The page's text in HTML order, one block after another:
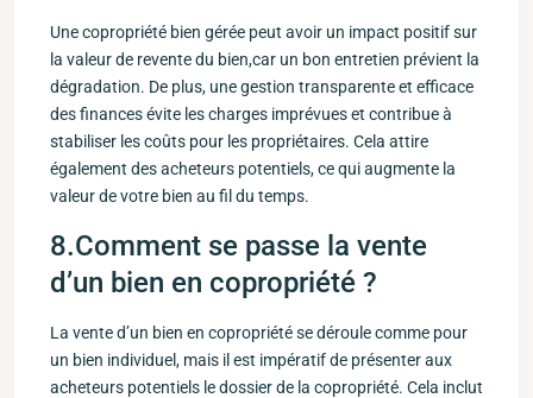
Une copropriété⁣ bien gérée peut avoir un impact positif sur
la valeur de​ revente du bien,car un bon entretien prévient la
dégradation. De plus, une gestion transparente et⁤ efficace
des finances évite les charges imprévues et contribue à
stabiliser‌ les coûts pour‌ les propriétaires. Cela attire
également des⁣ acheteurs potentiels, ce qui augmente la
valeur de⁣ votre bien au fil du temps.
8.Comment se passe la vente
d’un bien en copropriété ?
La vente d’un bien en copropriété se déroule comme pour
un bien individuel, mais il ‌est ⁤impératif‍ de présenter aux⁣
acheteurs potentiels le dossier de la copropriété.⁣ Cela ‍inclut